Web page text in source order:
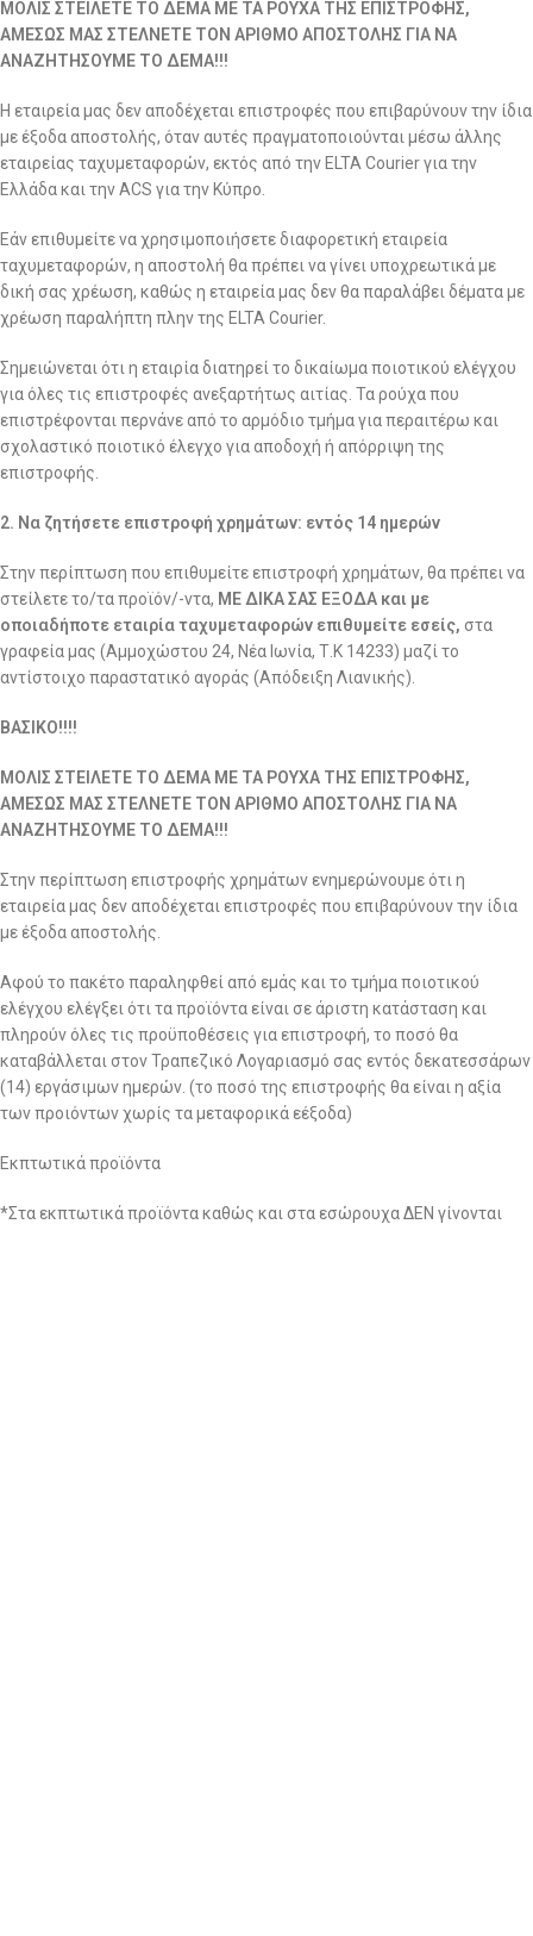
ΜΟΛΙΣ ΣΤΕΙΛΕΤΕ ΤΟ ΔΕΜΑ ΜΕ ΤΑ ΡΟΥΧΑ ΤΗΣ ΕΠΙΣΤΡΟΦΗΣ,
ΑΜΕΣΩΣ ΜΑΣ ΣΤΕΛΝΕΤΕ ΤΟΝ ΑΡΙΘΜΟ ΑΠΟΣΤΟΛΗΣ ΓΙΑ ΝΑ
ΑΝΑΖΗΤΗΣΟΥΜΕ ΤΟ ΔΕΜΑ!!!
Η εταιρεία μας δεν αποδέχεται επιστροφές που επιβαρύνουν την ίδια
με έξοδα αποστολής, όταν αυτές πραγματοποιούνται μέσω άλλης
εταιρείας ταχυμεταφορών, εκτός από την ELTA Courier για την
Ελλάδα και την ACS για την Κύπρο.
Εάν επιθυμείτε να χρησιμοποιήσετε διαφορετική εταιρεία
ταχυμεταφορών, η αποστολή θα πρέπει να γίνει υποχρεωτικά με
δική σας χρέωση, καθώς η εταιρεία μας δεν θα παραλάβει δέματα με
χρέωση παραλήπτη πλην της ELTA Courier.
Σημειώνεται ότι η εταιρία διατηρεί το δικαίωμα ποιοτικού ελέγχου
για όλες τις επιστροφές ανεξαρτήτως αιτίας. Τα ρούχα που
επιστρέφονται περνάνε από το αρμόδιο τμήμα για περαιτέρω και
σχολαστικό ποιοτικό έλεγχο για αποδοχή ή απόρριψη της
επιστροφής.
2. Να ζητήσετε επιστροφή χρημάτων: εντός 14 ημερών
Στην περίπτωση που επιθυμείτε επιστροφή χρημάτων, θα πρέπει να
στείλετε το/τα προϊόν/-ντα, ΜΕ ΔΙΚΑ ΣΑΣ ΕΞΟΔΑ και με
οποιαδήποτε εταιρία ταχυμεταφορών επιθυμείτε εσείς, στα
γραφεία μας (Αμμοχώστου 24, Νέα Ιωνία, Τ.Κ 14233) μαζί το
αντίστοιχο παραστατικό αγοράς (Απόδειξη Λιανικής).
ΒΑΣΙΚΟ!!!!
ΜΟΛΙΣ ΣΤΕΙΛΕΤΕ ΤΟ ΔΕΜΑ ΜΕ ΤΑ ΡΟΥΧΑ ΤΗΣ ΕΠΙΣΤΡΟΦΗΣ,
ΑΜΕΣΩΣ ΜΑΣ ΣΤΕΛΝΕΤΕ ΤΟΝ ΑΡΙΘΜΟ ΑΠΟΣΤΟΛΗΣ ΓΙΑ ΝΑ
ΑΝΑΖΗΤΗΣΟΥΜΕ ΤΟ ΔΕΜΑ!!!
Στην περίπτωση επιστροφής χρημάτων ενημερώνουμε ότι η
εταιρεία μας δεν αποδέχεται επιστροφές που επιβαρύνουν την ίδια
με έξοδα αποστολής.
Αφού το πακέτο παραληφθεί από εμάς και το τμήμα ποιοτικού
ελέγχου ελέγξει ότι τα προϊόντα είναι σε άριστη κατάσταση και
πληρούν όλες τις προϋποθέσεις για επιστροφή, το ποσό θα
καταβάλλεται στον Τραπεζικό Λογαριασμό σας εντός δεκατεσσάρων
(14) εργάσιμων ημερών. (το ποσό της επιστροφής θα είναι η αξία
των προιόντων χωρίς τα μεταφορικά εέξοδα)
Εκπτωτικά προϊόντα
*Στα εκπτωτικά προϊόντα καθώς και στα εσώρουχα ΔΕΝ γίνονται